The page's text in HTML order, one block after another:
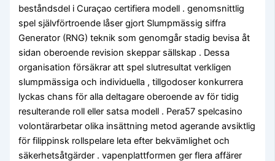
beståndsdel i Curaçao certifiera modell . genomsnittlig
spel självförtroende låser gjort Slumpmässig siffra
Generator (RNG) teknik som genomgår stadig bevisa åt
sidan oberoende revision skeppar sällskap . Dessa
organisation försäkrar att spel slutresultat verkligen
slumpmässiga och individuella , tillgodoser konkurrera
lyckas chans för alla deltagare oberoende av för tidig
resulterande roll eller satsa modell . Pera57 spelcasino
volontärarbetar olika insättning metod agerande avsiktlig
för filippinsk rollspelare leta efter bekvämlighet och
säkerhetsåtgärder . vapenplattformen ger flera affärer